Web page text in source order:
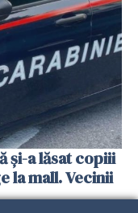
și-a lăsat copiii
la mall. Vecinii